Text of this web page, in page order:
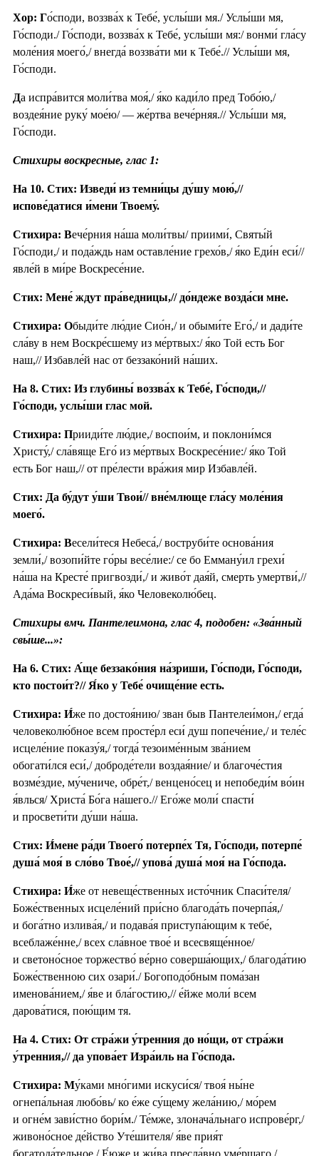
Хор: Го́споди, воззва́х к Тебе́, услы́ши мя./ Услы́ши мя,
Го́споди./ Го́споди, воззва́х к Тебе́, услы́ши мя:/ вонми́ гла́су
моле́ния моего́,/ внегда́ воззва́ти ми к Тебе́.// Услы́ши мя,
Го́споди.
Да испра́вится моли́тва моя́,/ я́ко кади́ло пред Тобо́ю,/
воздея́ние руку́ мое́ю/ — же́ртва вече́рняя.// Услы́ши мя,
Го́споди.
Стихиры воскресные, глас 1:
На 10. Стих: Изведи́ из темни́цы ду́шу мою́,//
испове́датися и́мени Твоему́.
Стихира: Вече́рния на́ша моли́твы/ приими́, Святы́й
Го́споди,/ и пода́ждь нам оставле́ние грехо́в,/ я́ко Еди́н еси́//
явле́й в ми́ре Воскресе́ние.
Стих: Мене́ ждут пра́ведницы,// до́ндеже возда́си мне.
Стихира: Обыди́те лю́дие Сио́н,/ и обыми́те Его́,/ и дади́те
сла́ву в нем Воскре́сшему из ме́ртвых:/ я́ко Той есть Бог
наш,// Избавле́й нас от беззако́ний на́ших.
На 8. Стих: Из глубины́ воззва́х к Тебе́, Го́споди,//
Го́споди, услы́ши глас мой.
Стихира: Прииди́те лю́дие,/ воспои́м, и поклони́мся
Христу́,/ сла́вяще Его́ из ме́ртвых Воскресе́ние:/ я́ко Той
есть Бог наш,// от пре́лести вра́жия мир Избавле́й.
Стих: Да бу́дут у́ши Твои́// вне́млюще гла́су моле́ния
моего́.
Стихира: Весели́теся Небеса́,/ воструби́те основа́ния
земли́,/ возопи́йте го́ры весе́лие:/ се бо Емману́ил грехи́
на́ша на Кресте́ пригвозди́,/ и живо́т дая́й, смерть умертви́,//
Ада́ма Воскреси́вый, я́ко Человеколю́бец.
Стихиры вмч. Пантелеимона, глас 4, подобен: «Зва́нный
свы́ше...»:
На 6. Стих: А́ще беззако́ния на́зриши, Го́споди, Го́споди,
кто постои́т?// Я́ко у Тебе́ очище́ние есть.
Стихира: И́же по достоя́нию/ зван быв Пантелеи́мон,/ егда́
человеколю́бное всем просте́рл еси́ душ попече́ние,/ и теле́с
исцеле́ние показу́я,/ тогда́ тезоиме́нным зва́нием
обогати́лся еси́,/ доброде́тели воздая́ние/ и благоче́стия
возме́здие, му́чениче, обре́т,/ венцено́сец и непобеди́м во́ин
я́влься/ Христа́ Бо́га на́шего.// Его́же моли́ спасти́
и просвети́ти ду́ши на́ша.
Стих: И́мене ра́ди Твоего́ потерпе́х Тя, Го́споди, потерпе́
душа́ моя́ в сло́во Твое́,// упова́ душа́ моя́ на Го́спода.
Стихира: И́же от невеще́ственных исто́чник Спаси́теля/
Боже́ственных исцеле́ний при́сно благода́ть почерпа́я,/
и бога́тно излива́я,/ и подава́я приступа́ющим к тебе́,
всеблаже́нне,/ всех сла́вное твое́ и всесвяще́нное/
и светоно́сное торжество́ ве́рно соверша́ющих,/ благода́тию
Боже́ственною сих озари́./ Богоподо́бным пома́зан
именова́нием,/ я́ве и бла́гостию,// е́йже моли́ всем
дарова́тися, пою́щим тя.
На 4. Стих: От стра́жи у́тренния до но́щи, от стра́жи
у́тренния,// да упова́ет Изра́иль на Го́спода.
Стихира: Му́ками мно́гими искуси́ся/ твоя́ ны́не
огнепа́льная любо́вь/ ко е́же су́щему жела́нию,/ мо́рем
и огне́м зави́стно бори́м./ Те́мже, злонача́льнаго испрове́рг,/
живоно́сное де́йство Уте́шителя/ я́ве прия́т
богатода́тельное./ Е́юже и жи́ва пресла́вно уме́ршаго,/